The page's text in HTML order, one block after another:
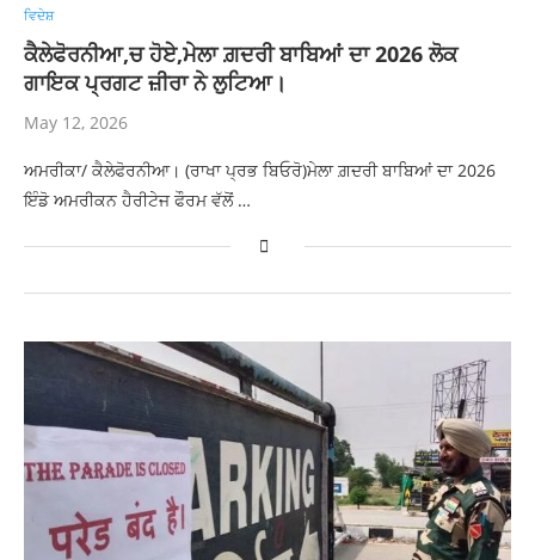
ਵਿਦੇਸ਼
ਕੈਲੇਫੋਰਨੀਆ,ਚ ਹੋਏ,ਮੇਲਾ ਗ਼ਦਰੀ ਬਾਬਿਆਂ ਦਾ 2026 ਲੋਕ
ਗਾਇਕ ਪ੍ਰਗਟ ਜ਼ੀਰਾ ਨੇ ਲੁਟਿਆ।
May 12, 2026
ਅਮਰੀਕਾ/ ਕੈਲੇਫੋਰਨੀਆ। (ਰਾਖਾ ਪ੍ਰਭ ਬਿਓਰੋ)ਮੇਲਾ ਗ਼ਦਰੀ ਬਾਬਿਆਂ ਦਾ 2026
ਇੰਡੋ ਅਮਰੀਕਨ ਹੈਰੀਟੇਜ ਫੌਰਮ ਵੱਲੋਂ …